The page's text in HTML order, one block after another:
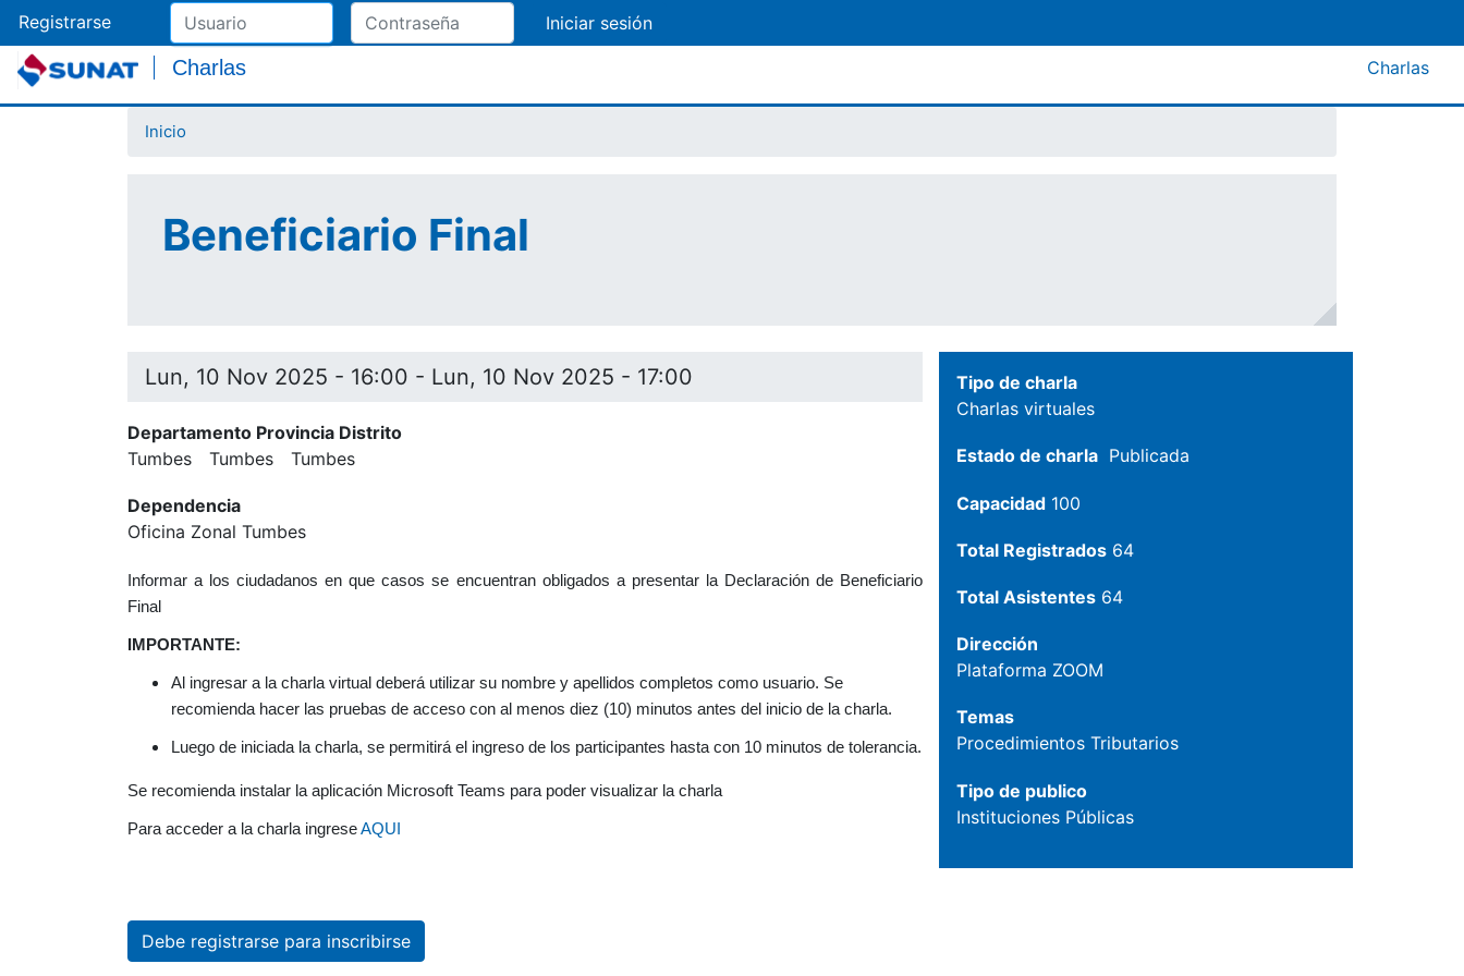
al
Registrarse
Charlas Charlas
Inicio
Beneficiario Final
Lun, 10 Nov 2025 - 16:00 - Lun, 10 Nov 2025 - 17:00
Departamento Provincia Distrito
Tumbes
Tumbes Tumbes
Dependencia
Oficina Zonal Tumbes
Informar a los ciudadanos en que casos se encuentran obligados a presentar la Declaración de Beneficiario
Final
IMPORTANTE:
Al ingresar a la charla virtual deberá utilizar su nombre y apellidos completos como usuario. Se
recomienda hacer las pruebas de acceso con al menos diez (10) minutos antes del inicio de la charla.
Luego de iniciada la charla, se permitirá el ingreso de los participantes hasta con 10 minutos de tolerancia.
Se recomienda instalar la aplicación Microsoft Teams para poder visualizar la charla
Para acceder a la charla ingreseAQUI
Tipo de charla
Charlas virtuales
Estado de charla Publicada
Capacidad 100
Total Registrados 64
Total Asistentes 64
Dirección
Plataforma ZOOM
Temas
Procedimientos Tributarios
Tipo de publico
Instituciones Públicas
Debe registrarse para inscribirse